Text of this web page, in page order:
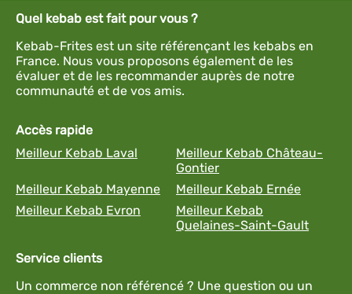
Quel kebab est fait pour vous ?
Kebab-Frites est un site référençant les kebabs en
France. Nous vous proposons également de les
évaluer et de les recommander auprès de notre
communauté et de vos amis.
Accès rapide
Meilleur Kebab Laval
Meilleur Kebab Château-
Gontier
Meilleur Kebab Mayenne
Meilleur Kebab Ernée
Meilleur Kebab Evron
Meilleur Kebab
Quelaines-Saint-Gault
Service clients
Un commerce non référencé ? Une question ou un